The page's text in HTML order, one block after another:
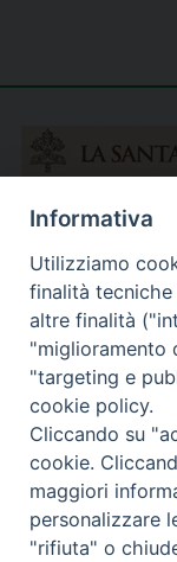
Informativa
Utilizziamo
finalità
altre finalità
"miglioramento
"targeting e
cookie policy.
Cliccando su
cookie.
maggiori
personalizzare
"rifiuta" o